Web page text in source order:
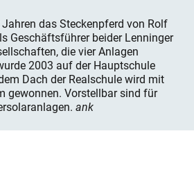
das Steckenpferd von Rolf
Geschäftsführer beider Lenninger
die vier Anlagen
2003 auf der Hauptschule
Dach der Realschule wird mit
gewonnen. Vorstellbar sind für
ank